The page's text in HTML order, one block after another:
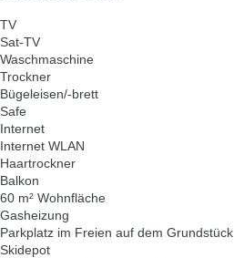
TV
Sat-TV
Waschmaschine
Trockner
Bügeleisen/-brett
Safe
Internet
Internet WLAN
Haartrockner
Balkon
60 m² Wohnfläche
Gasheizung
Parkplatz im Freien auf dem Grundstück
Skidepot